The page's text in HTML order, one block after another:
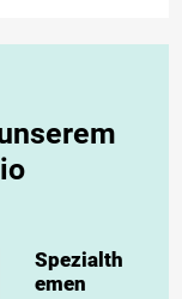
Spezialth
emen